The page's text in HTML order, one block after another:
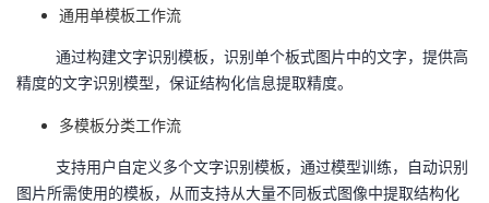
动
关
注
的
开
发
者
我
的
Programs
我
的
支
通用单模板工作流
通过构建文字识别模板，识别单个板式图片中的文字，提供高
精度的文字识别模型，保证结构化信息提取精度。
多模板分类工作流
支持用户自定义多个文字识别模板，通过模型训练，自动识别
图片所需使用的模板，从而支持从大量不同板式图像中提取结构化